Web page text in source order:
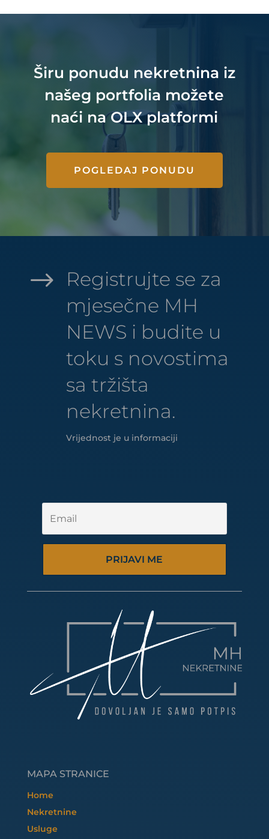
Širu ponudu nekretnina iz
našeg portfolia možete
naći na OLX platformi
POGLEDAJ PONUDU
$
Registrujte se za
mjesečne MH
NEWS i budite u
toku s novostima
sa tržišta
nekretnina.
Vrijednost je u informaciji
PRIJAVI ME
MAPA STRANICE
Home
Nekretnine
Usluge